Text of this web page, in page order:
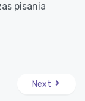
pisania
Next